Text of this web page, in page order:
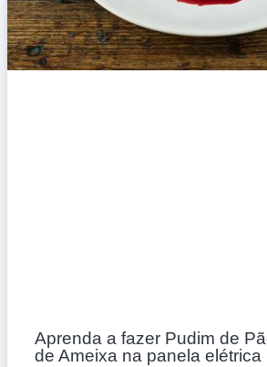
Aprenda a fazer Pudim de
de Ameixa na panela elétrica